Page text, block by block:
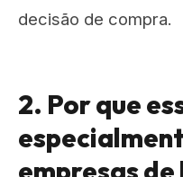
decisão de compra.
2. Por que